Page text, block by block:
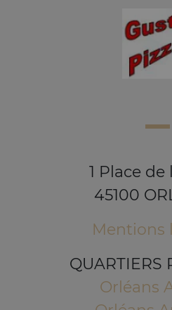
1 Place
45100
Mentions
QUARTIERS
Orléans